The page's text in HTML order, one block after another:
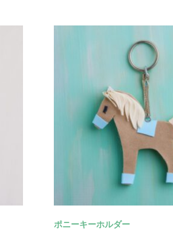
ポニーキーホルダー